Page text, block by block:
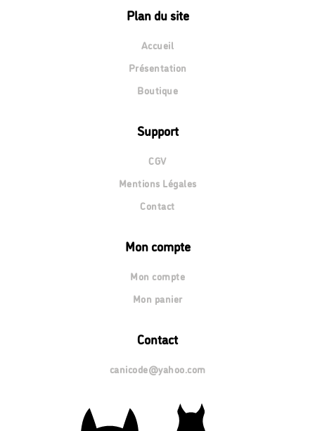
Plan du site
Accueil
Présentation
Boutique
Support
CGV
Mentions Légales
Contact
Mon compte
Mon compte
Mon panier
Contact
canicode@yahoo.com